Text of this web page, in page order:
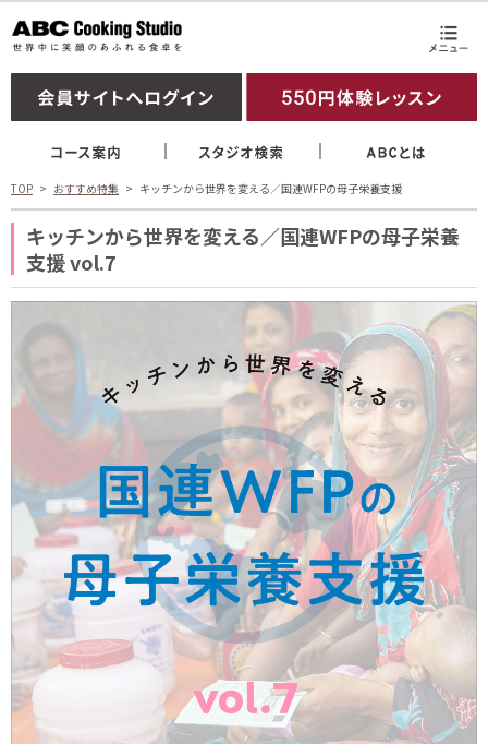
TOP おすすめ特集 キッチンから世界を変える／国連WFPの母子栄養支援
キッチンから世界を変える／国連WFPの母子栄養
支援 vol.7